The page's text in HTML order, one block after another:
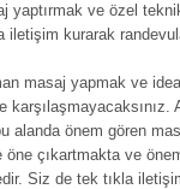
yaptırmak ve özel
iletişim kurarak
masaj yapmak ve
alanda önem gören
çıkartmakta ve
Siz de tek tıkla